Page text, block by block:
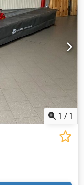
1 / 1